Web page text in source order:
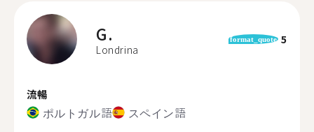
G.
Londrina
format_quote 5
流暢
ポルトガル語 スペイン語